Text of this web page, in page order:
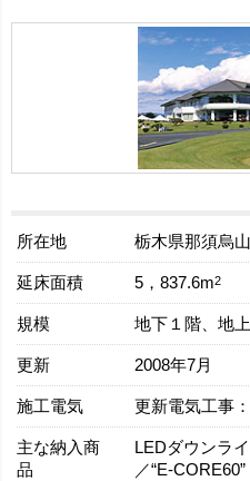
所在地 栃木県那須烏
延床面積 5，837.6m2
規模 地下１階、地
更新 2008年7月
施工電気 更新電気工事
主な納入商
品
LEDダウンラ
／“E-